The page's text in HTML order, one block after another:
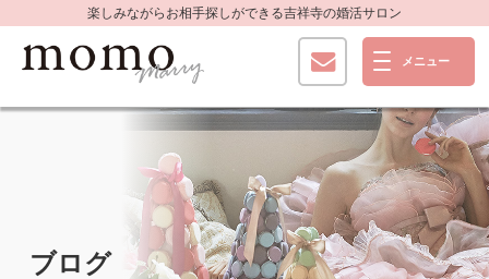
楽しみながらお相手探しができる吉祥寺の婚活サロン
ブログ